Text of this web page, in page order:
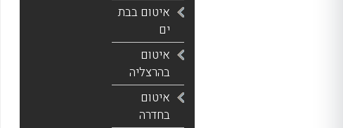
איטום בבת
ים
איטום
בהרצליה
איטום
בחדרה